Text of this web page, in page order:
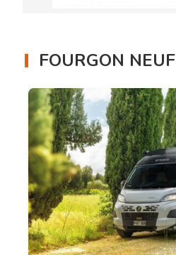
FOURGON NEUF